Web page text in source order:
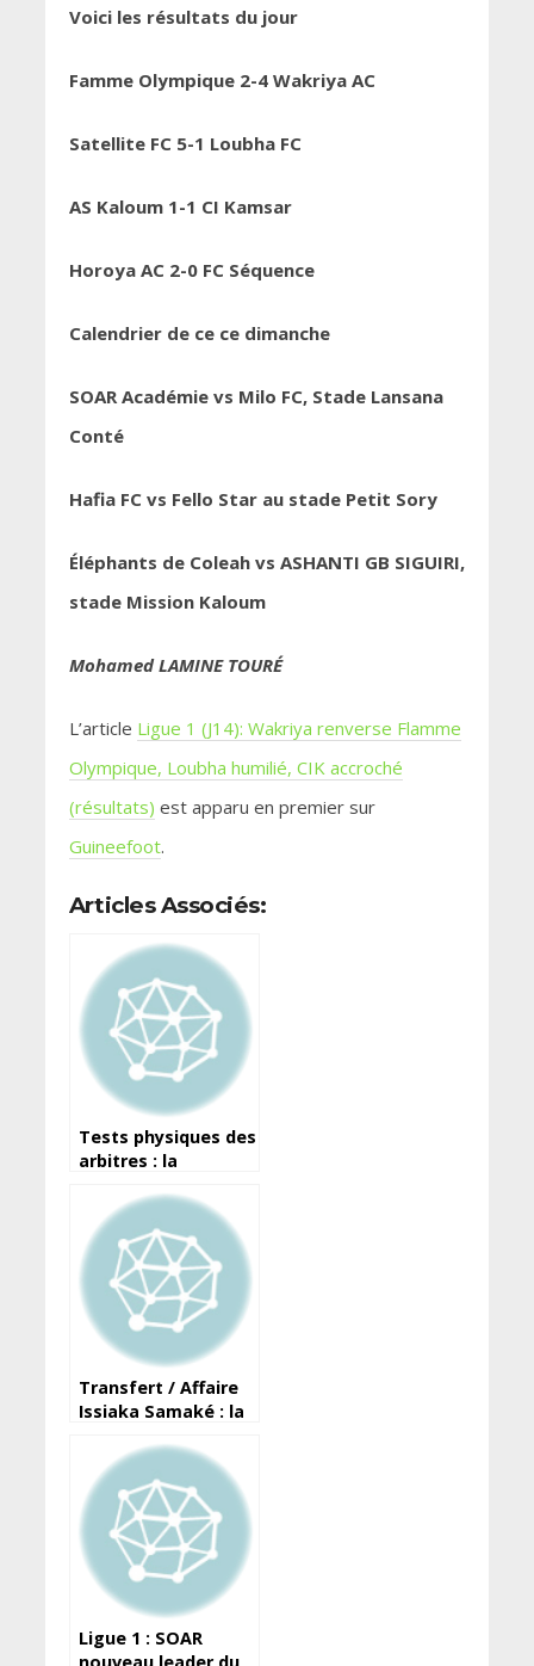
Voici les résultats du jour
Famme Olympique 2-4 Wakriya AC
Satellite FC 5-1 Loubha FC
AS Kaloum 1-1 CI Kamsar
Horoya AC 2-0 FC Séquence
Calendrier de ce ce dimanche
SOAR Académie vs Milo FC, Stade Lansana
Conté
Hafia FC vs Fello Star au stade Petit Sory
Éléphants de Coleah vs ASHANTI GB SIGUIRI,
stade Mission Kaloum
Mohamed LAMINE TOURÉ
L’article Ligue 1 (J14): Wakriya renverse Flamme
Olympique, Loubha humilié, CIK accroché
(résultats) est apparu en premier sur
Guineefoot.
Articles Associés:
Tests physiques des
arbitres : la
pour éviter tout
drame
Transfert / Affaire
Issiaka Samaké : la
Ligue 1 : SOAR